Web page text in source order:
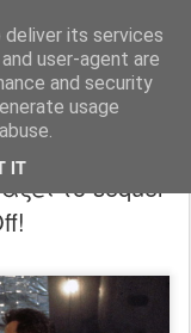
its services
user-agent are
and security
usage
IT
το sequel